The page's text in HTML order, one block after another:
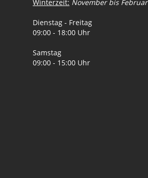
Winterzeit: November bis Februar
Dienstag - Freitag
09:00 - 18:00 Uhr
Samstag
09:00 - 15:00 Uhr